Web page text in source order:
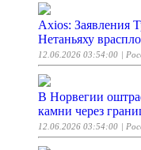
Axios: Заявления
Нетаньяху
12.06.2026 03:54:00 |
В Норвегии
камни через
12.06.2026 03:54:00 |